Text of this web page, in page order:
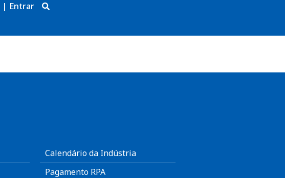
| Entrar
Calendário da Indústria
Pagamento RPA